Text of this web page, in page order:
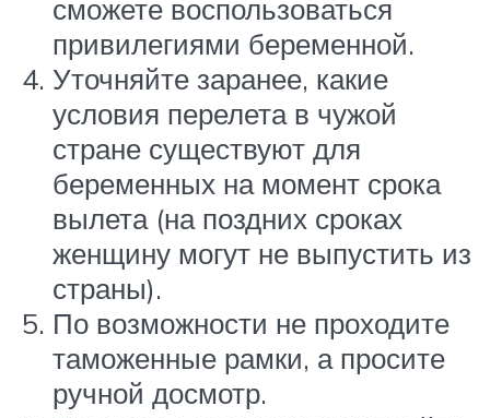
сможете воспользоваться
привилегиями беременной.
Уточняйте заранее, какие
условия перелета в чужой
стране существуют для
беременных на момент срока
вылета (на поздних сроках
женщину могут не выпустить из
страны).
По возможности не проходите
таможенные рамки, а просите
ручной досмотр.